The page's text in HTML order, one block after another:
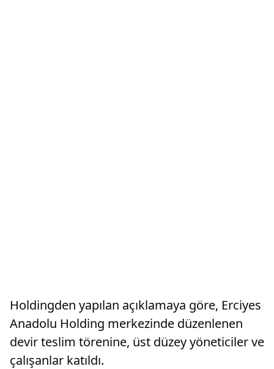
Holdingden yapılan açıklamaya göre, Erciyes
Anadolu Holding merkezinde düzenlenen
devir teslim törenine, üst düzey yöneticiler ve
çalışanlar katıldı.